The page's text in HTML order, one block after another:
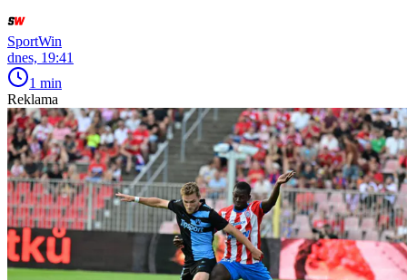
SportWin
dnes, 19:41
1 min
Reklama